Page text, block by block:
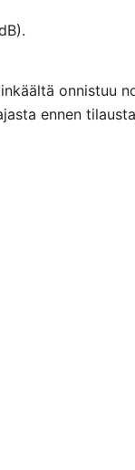
onnistuu
ennen